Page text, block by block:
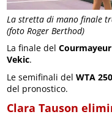
La stretta di mano finale
(foto Roger Berthod)
La finale del
Vekic.
Le semifinali delWTA
del pronostico.
Clara Tauson